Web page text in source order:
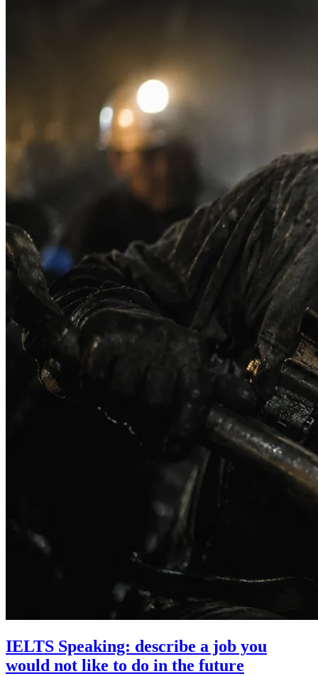
IELTS Speaking: describe a job you
would not like to do in the future